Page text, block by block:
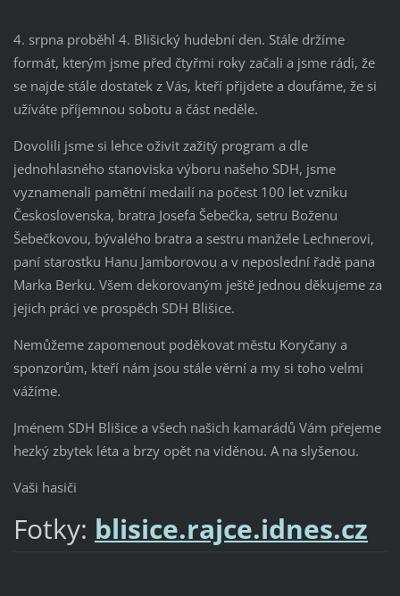
4. srpna proběhl 4. Blišický hudební den. Stále držíme
formát, kterým jsme před čtyřmi roky začali a jsme rádi, že
se najde stále dostatek z Vás, kteří přijdete a doufáme, že si
užíváte příjemnou sobotu a část neděle.
Dovolili jsme si lehce oživit zažitý program a dle
jednohlasného stanoviska výboru našeho SDH, jsme
vyznamenali pamětní medailí na počest 100 let vzniku
Československa, bratra Josefa Šebečka, setru Boženu
Šebečkovou, bývalého bratra a sestru manžele Lechnerovi,
paní starostku Hanu Jamborovou a v neposlední řadě pana
Marka Berku. Všem dekorovaným ještě jednou děkujeme za
jejich práci ve prospěch SDH Blišice.
Nemůžeme zapomenout poděkovat městu Koryčany a
sponzorům, kteří nám jsou stále věrní a my si toho velmi
vážíme.
Jménem SDH Blišice a všech našich kamarádů Vám přejeme
hezký zbytek léta a brzy opět na viděnou. A na slyšenou.
Vaši hasiči
Fotky: blisice.rajce.idnes.cz